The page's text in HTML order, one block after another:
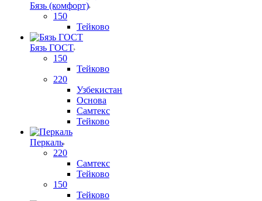
Бязь (комфорт)
150
Тейково
Бязь ГОСТ
150
Тейково
220
Узбекистан
Основа
Самтекс
Тейково
Перкаль
220
Самтекс
Тейково
150
Тейково